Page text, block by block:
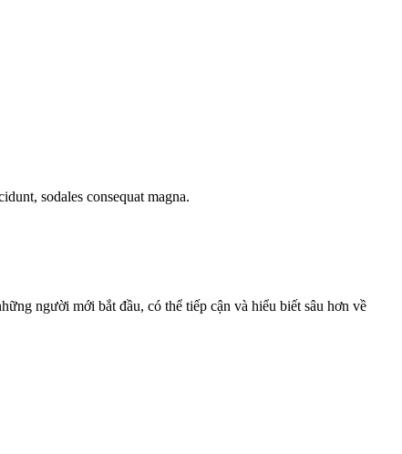
sodales consequat magna.
người mới bắt đầu, có thể tiếp cận và hiểu biết sâu hơn về